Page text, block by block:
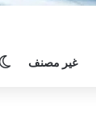
غير مصنف